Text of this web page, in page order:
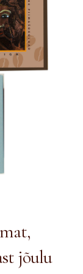
jõulu